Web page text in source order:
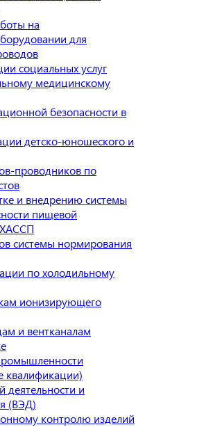
на
для
социальных услуг
медицинскому
безопасности в
детско-юношеского и
проводников по
и внедрению системы
пищевой
системы нормирования
по холодильному
ионизирующего
и вентканалам
и
(ВЭД)
контролю изделий